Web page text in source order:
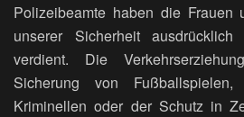
Polizeibeamte haben die Frauen
unserer Sicherheit ausdrücklich
verdient. Die
Sicherung von
Kriminellen oder der Schutz in